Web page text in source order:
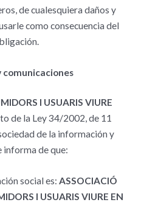
de cualesquiera daños y
como consecuencia del
I USUARIS VIURE
de la Ley 34/2002, de 11
de la información y
informa de que:
social es: ASSOCIACIÓ
I USUARIS VIURE EN